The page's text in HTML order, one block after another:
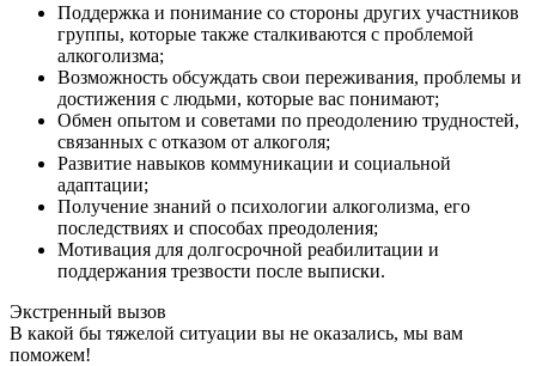
Поддержка и понимание со стороны других участников
группы, которые также сталкиваются с проблемой
алкоголизма;
Возможность обсуждать свои переживания, проблемы и
достижения с людьми, которые вас понимают;
Обмен опытом и советами по преодолению трудностей,
связанных с отказом от алкоголя;
Развитие навыков коммуникации и социальной
адаптации;
Получение знаний о психологии алкоголизма, его
последствиях и способах преодоления;
Мотивация для долгосрочной реабилитации и
поддержания трезвости после выписки.
Экстренный вызов
В какой бы тяжелой ситуации вы не оказались, мы вам
поможем!